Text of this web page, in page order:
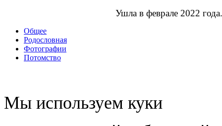
Ушла в феврале 2022 года.
Общее
Родословная
Фотографии
Потомство
Мы используем куки